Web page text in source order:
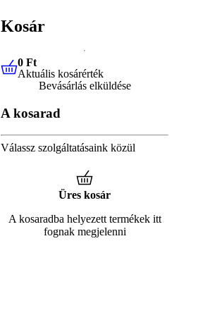
Kosár
0 FtAktuális kosárérték
0 Ft
Aktuális kosárérték
Bevásárlás elküldése
A kosarad
Válassz szolgáltatásaink közül
Üres kosár
A kosaradba helyezett termékek itt
fognak megjelenni